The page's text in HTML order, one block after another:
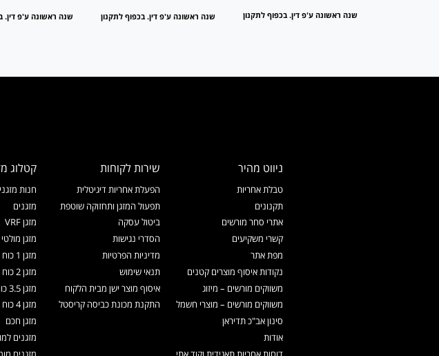
שנה ראשונה ע'פ דין. בכפוף לתקנון שנה ראשונה ע'פ דין. בכפוף לתקנון שנה ראשונה ע'פ דין.
ניווט מהיר
טבלת אחריות
תקנונים
אתרי סחר מורשים
קשרי משקיעים
מפת אתר
נקודות איסוף מוצרים קטנים
משווקים מורשים – מיזוג
משווקים מורשים – מוצרי חשמל
סינון אב"כ תדיראן
אודות
שירות לקוחות
הפעלת אחריות דיגיטלית
תפעול המזגן ותחזוקה שוטפת
ביטול עסקה
הסדרי נגישות
מדיניות הפרטיות
תנאי שימוש
איסוף מוצר ישן מבית הלקוח
התקנת מכונת כביסה קריסטל
קטלוג
חנות
מזגנים
מזגן VRF
מזגן
מזגן 1 כוח סוס
מזגן 2 כוח סוס
מזגן 3.5 כוח סוס
מזגן 4 כוח סוס
מזגן חכם
מזגנים